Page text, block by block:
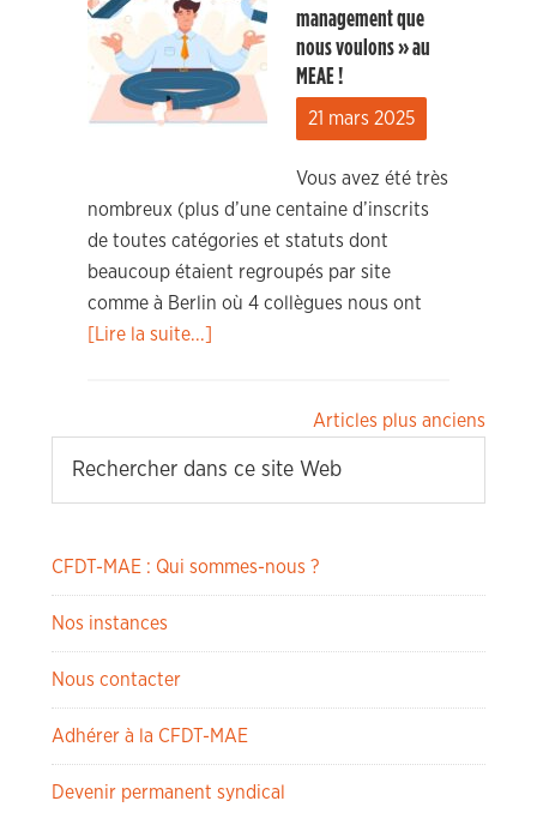
management que
nous voulons » au
MEAE !
21 mars 2025
Vous avez été très
nombreux (plus d’une centaine d’inscrits
de toutes catégories et statuts dont
beaucoup étaient regroupés par site
comme à Berlin où 4 collègues nous ont
[Lire la suite...]
des
articles
Articles plus anciens
CFDT-MAE : Qui sommes-nous ?
Nos instances
Nous contacter
Adhérer à la CFDT-MAE
Devenir permanent syndical